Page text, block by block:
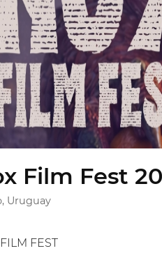
Film Fest
Uruguay
FEST